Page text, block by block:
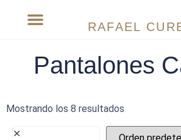
RAFAEL
Pantalones
Mostrando los 8 resultados
✕